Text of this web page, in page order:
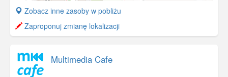
+
−
Zobacz inne zasoby w pobliżu
Zaproponuj zmianę lokalizacji
Multimedia Cafe